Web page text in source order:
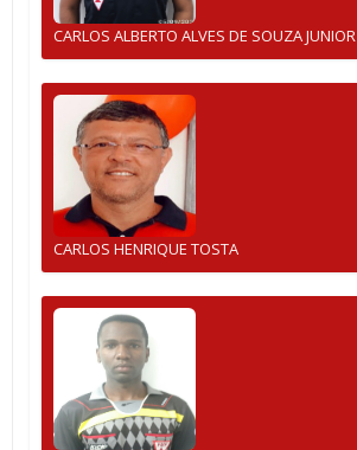
CARLOS ALBERTO ALVES DE SOUZA JUNIOR
CARLOS HENRIQUE TOSTA